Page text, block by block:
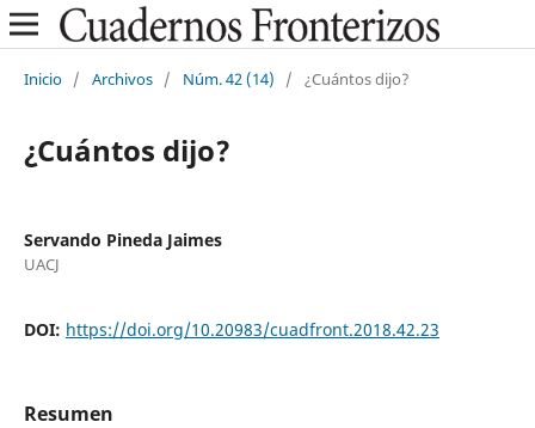
Inicio / Archivos / Núm. 42 (14) / ¿Cuántos dijo?
¿Cuántos dijo?
Servando Pineda Jaimes
UACJ
DOI: https://doi.org/10.20983/cuadfront.2018.42.23
Resumen